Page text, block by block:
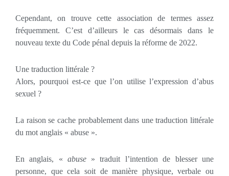
Cependant, on trouve cette association de termes assez
fréquemment. C’est d’ailleurs le cas désormais dans le
nouveau texte du Code pénal depuis la réforme de 2022.
Une traduction littérale ?
Alors, pourquoi est-ce que l’on utilise l’expression d’abus
sexuel ?
La raison se cache probablement dans une traduction littérale
du mot anglais « abuse ».
En anglais, « abuse » traduit l’intention de blesser une
personne, que cela soit de manière physique, verbale ou